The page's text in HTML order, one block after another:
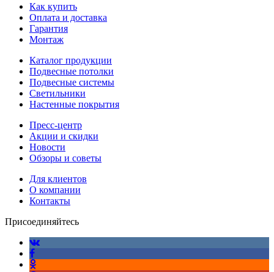
Как купить
Оплата и доставка
Гарантия
Монтаж
Каталог продукции
Подвесные потолки
Подвесные системы
Светильники
Настенные покрытия
Пресс-центр
Акции и скидки
Новости
Обзоры и советы
Для клиентов
О компании
Контакты
Присоединяйтесь